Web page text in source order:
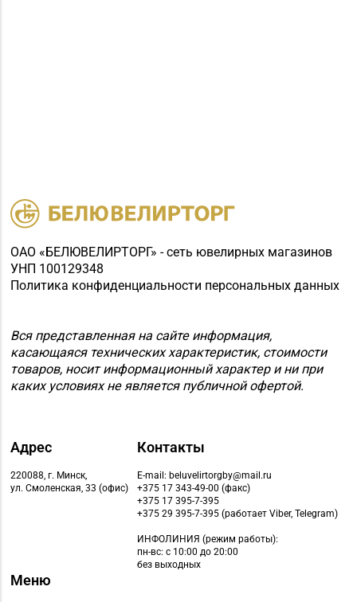
ОАО «БЕЛЮВЕЛИРТОРГ» - сеть ювелирных магазинов
УНП 100129348
Политика конфиденциальности персональных данных
Вся представленная на сайте информация,
касающаяся технических характеристик, стоимости
товаров, носит информационный характер и ни при
каких условиях не является публичной офертой.
Адрес
220088, г. Минск,
ул. Смоленская, 33 (офис)
Контакты
E-mail: beluvelirtorgby@mail.ru
+375 17 343-49-00 (факс)
+375 17 395-7-395
+375 29 395-7-395 (работает Viber, Telegram)
ИНФОЛИНИЯ (режим работы):
пн-вс: с 10:00 до 20:00
без выходных
Меню